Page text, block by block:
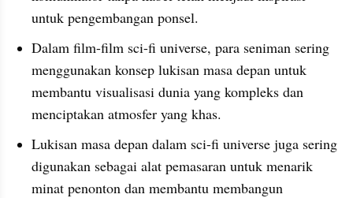
untuk pengembangan ponsel.
Dalam film-film sci-fi universe, para seniman sering
menggunakan konsep lukisan masa depan untuk
membantu visualisasi dunia yang kompleks dan
menciptakan atmosfer yang khas.
Lukisan masa depan dalam sci-fi universe juga sering
digunakan sebagai alat pemasaran untuk menarik
minat penonton dan membantu membangun